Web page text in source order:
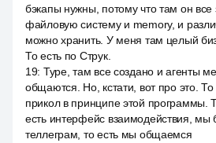
бэкапы нужны, потому что там он все
файловую систему и memory, и
можно хранить. У меня там целый
То есть по Струк.
19: Туре, там все создано и агенты
общаются. Но, кстати, вот про это.
прикол в принципе этой программы.
есть интерфейс взаимодействия, мы
теллеграм, то есть мы общаемся